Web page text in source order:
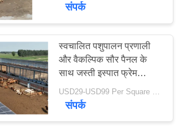
स्टील मुस्कराते
संपर्क
स्वचालित पशुपालन प्रणाली
और वैकल्पिक सौर पैनल के
साथ जस्ती इस्पात फ्रेम
मवेशियों का शेड
संपर्क